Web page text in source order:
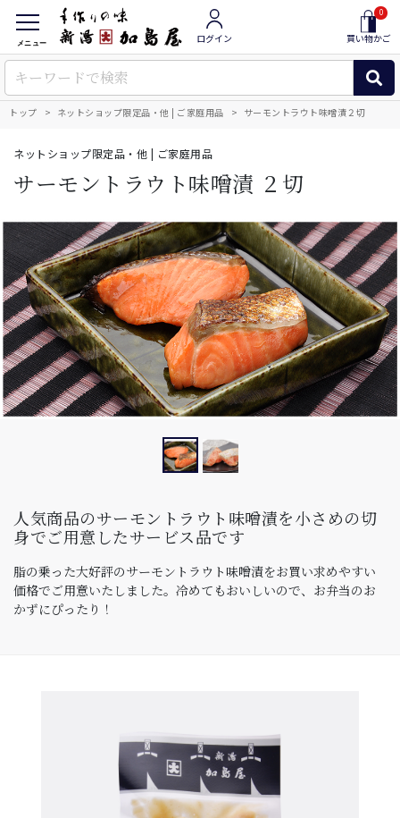
メニュー ログイン
0
買い物かご
トップ ネットショップ限定品・他 | ご家庭用品 サーモントラウト味噌漬２切
ネットショップ限定品・他 | ご家庭用品
サーモントラウト味噌漬 ２切
人気商品のサーモントラウト味噌漬を小さめの切
身でご用意したサービス品です
脂の乗った大好評のサーモントラウト味噌漬をお買い求めやすい
価格でご用意いたしました。冷めてもおいしいので、お弁当のお
かずにぴったり！